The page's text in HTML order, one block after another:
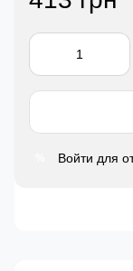
Войти для